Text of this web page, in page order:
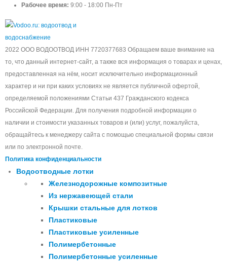
Рабочее время: 9:00 - 18:00 Пн-Пт
2022 ООО ВОДООТВОД ИНН 7720377683 Обращаем ваше внимание на
то, что данный интернет-сайт, а также вся информация о товарах и ценах,
предоставленная на нём, носит исключительно информационный
характер и ни при каких условиях не является публичной офертой,
определяемой положениями Статьи 437 Гражданского кодекса
Российской Федерации. Для получения подробной информации о
наличии и стоимости указанных товаров и (или) услуг, пожалуйста,
обращайтесь к менеджеру сайта с помощью специальной формы связи
или по электронной почте.
Политика конфиденциальности
Водоотводные лотки
Железнодорожные композитные
Из нержавеющей стали
Крышки стальные для лотков
Пластиковые
Пластиковые усиленные
Полимербетонные
Полимербетонные усиленные